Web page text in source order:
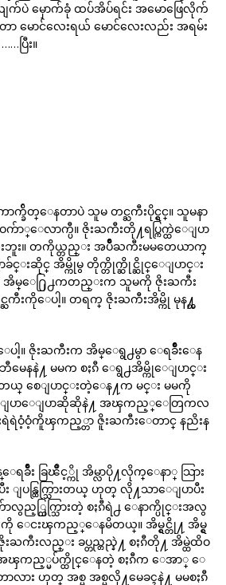
ပဲ မှောက်ခုံ ထပ်အိပ်ရင်း အမောဖြေလိုက်
မောင်လေးရယ် မောင်လေးလည်း အရမ်း
ပြီး။
က္ခ်ိတ္ေနတာပဲ သူမ တင္ႀကီးပိုင္ရွင္။ သူမနာ
က်ာ္ေလာက္ပီ။ ဇိုးႀကီးတို႔ရပ္ကြက္ထဲေျပာ
း။ တကိုယ္တည္း အပ်ိဳႀကီးမမတေယာက္
ခ်င္းဆိုင္ အိမ္ကိုမွ တိုက္တိုက္ဆိုင္ဆိုင္ေျပာင္း
အိမ္ေ႐ြ႕ကတည္းက သူမကို ဇိုးႀကီး
ကီးကိုေပါ့။ တရက္ ဇိုးႀကီးအိမ္ကို မုန႔္ဟ
ေပါ့။ ဇိုးႀကီးက အိမ္ေရွ႕မွာ ေရခ်ိဳးေန
ေနနဲ႔ မမက စႏၵီ ေရွ႕အိမ္ကိုေျပာင္း
ယ္ စေျပာင္းတဲ့ေန႔က မင္း မမကို
ပာေျပာဆိုဆိုနဲ႔ အၾကည့္ေတြကလ
ရဲဝံ့ဝံ့ကိူၾကည့္တာ ဇိူးႀကီးေတာင္ နညိးန
ရခ်ိဳး ခြၽိဳင့္ကို အိမ္လာပို႔လိုက္ေနာ္ သြား
း ျပန္ထြက္သြားတယ္ ဟုတ္ လို႔သာေျပာပီး
ည့္ထြက္သြားတဲ့ စႏၵီရဲ႕ ေနာက္ပိုင္းအလွ
ကို ေငးၾကည့္ေနမိတယ္။ အိမ္ရွင္တို႔ အိမ္ရွ
းႀကီးလည္း ခပ္တည္တည္နဲ႔ စႏၵီတို႔ အိမ္ထဲထိဝ
အၾကည့္မပ်က္ထိုင္ေနတဲ့ စႏၵီက ေအာ္ ေ
ာလား ဟုတ္ အစ္မ အစ္မလို႔မေခၚနဲ႔ မမစႏၵီ